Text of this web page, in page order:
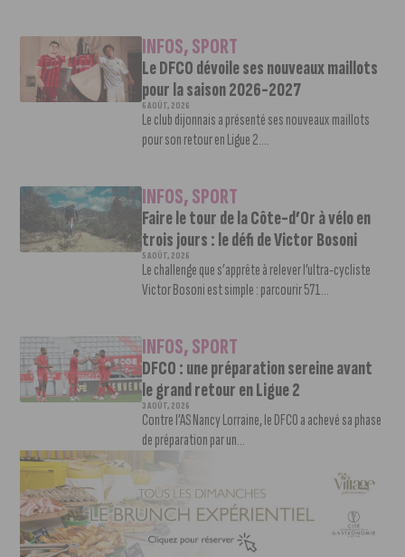
INFOS,SPORT
Le DFCO dévoile ses nouveaux maillots
pour la saison 2026-2027
6 AOÛT, 2026
Le club dijonnais a présenté ses nouveaux maillots
pour son retour en Ligue 2....
INFOS,SPORT
Faire le tour de la Côte-d’Or à vélo en
trois jours : le défi de Victor Bosoni
5 AOÛT, 2026
Le challenge que s’apprête à relever l’ultra-cycliste
Victor Bosoni est simple : parcourir 571...
INFOS,SPORT
DFCO : une préparation sereine avant
le grand retour en Ligue 2
3 AOÛT, 2026
Contre l’AS Nancy Lorraine, le DFCO a achevé sa phase
de préparation par un...